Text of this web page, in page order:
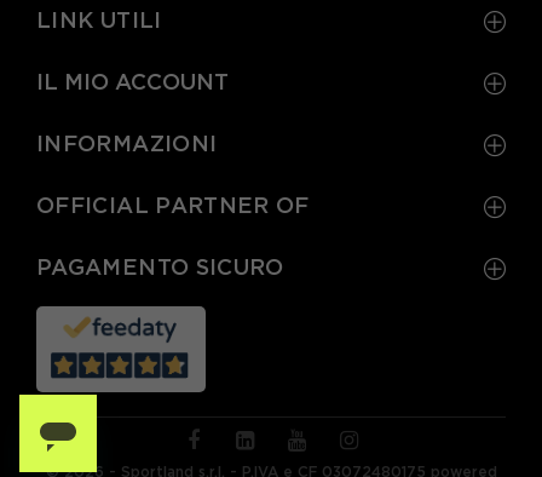
LINK UTILI
IL MIO ACCOUNT
INFORMAZIONI
OFFICIAL PARTNER OF
PAGAMENTO SICURO
© 2026 - Sportland s.r.l. - P.IVA e CF 03072480175 powered